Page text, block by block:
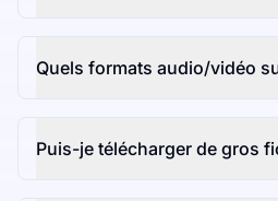
Quels formats audio/vidéo
Puis-je télécharger de gros